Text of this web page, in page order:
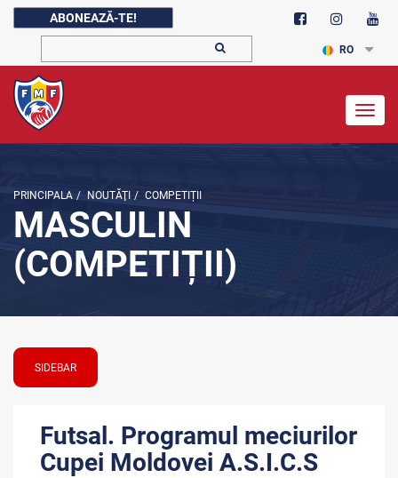
ABONEAZĂ-TE!
RO
PRINCIPALA / NOUTĂŢI / COMPETIȚII
MASCULIN
(COMPETIȚII)
SIDEBAR
Futsal. Programul meciurilor
Cupei Moldovei A.S.I.C.S